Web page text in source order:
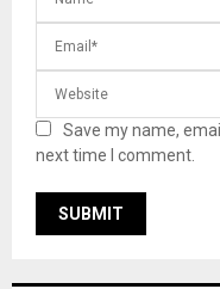
Save my name,
next time I comment.